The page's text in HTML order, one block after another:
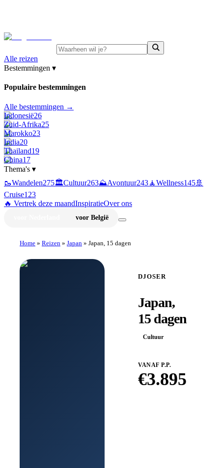
Alle reizen
Bestemmingen ▾
Populaire bestemmingen
Alle bestemmingen →
Indonesië26
Zuid-Afrika25
Marokko23
India20
Thailand19
China17
Thema's ▾
🥾Wandelen275🏛️Cultuur263⛰️Avontuur243🧘Wellness145🚢
Cruise123
🔥 Vertrek deze maandInspiratieOver ons
voor België
Home » Reizen » Japan » Japan, 15 dagen
DJOSER
Japan,
15 dagen
Cultuur
VANAF P.P.
€3.895